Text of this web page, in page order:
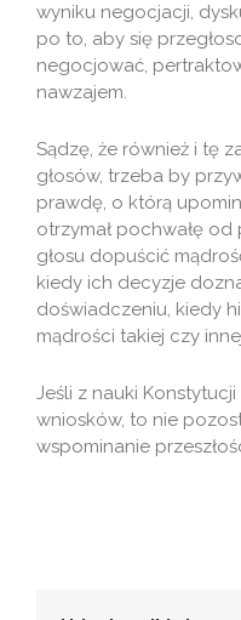
wyniku negocjacji,
po to, aby się
negocjować,
nawzajem.
Sądzę, że również i tę
głosów, trzeba by
prawdę, o którą
otrzymał pochwałę
głosu dopuścić
kiedy ich decyzje
doświadczeniu, kiedy
mądrości takiej czy
Jeśli z nauki
wniosków, to nie
wspominanie